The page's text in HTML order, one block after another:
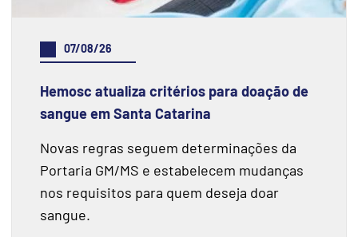
07/08/26
Hemosc atualiza critérios para doação de
sangue em Santa Catarina
Novas regras seguem determinações da
Portaria GM/MS e estabelecem mudanças
nos requisitos para quem deseja doar
sangue.